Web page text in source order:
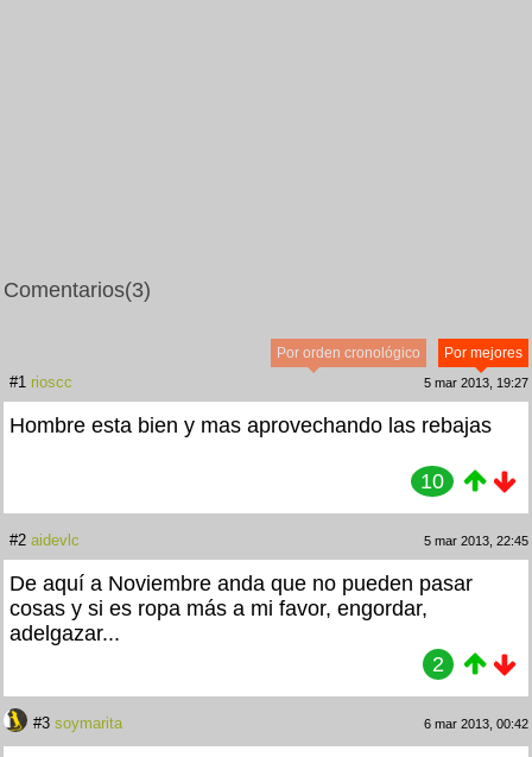
Comentarios(3)
Por mejores
Por orden cronológico
#1 rioscc 5 mar 2013, 19:27
Hombre esta bien y mas aprovechando las rebajas
10
#2 aidevlc 5 mar 2013, 22:45
De aquí a Noviembre anda que no pueden pasar
cosas y si es ropa más a mi favor, engordar,
adelgazar...
2
#3 soymarita 6 mar 2013, 00:42